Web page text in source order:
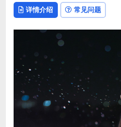
详情介绍 常见问题